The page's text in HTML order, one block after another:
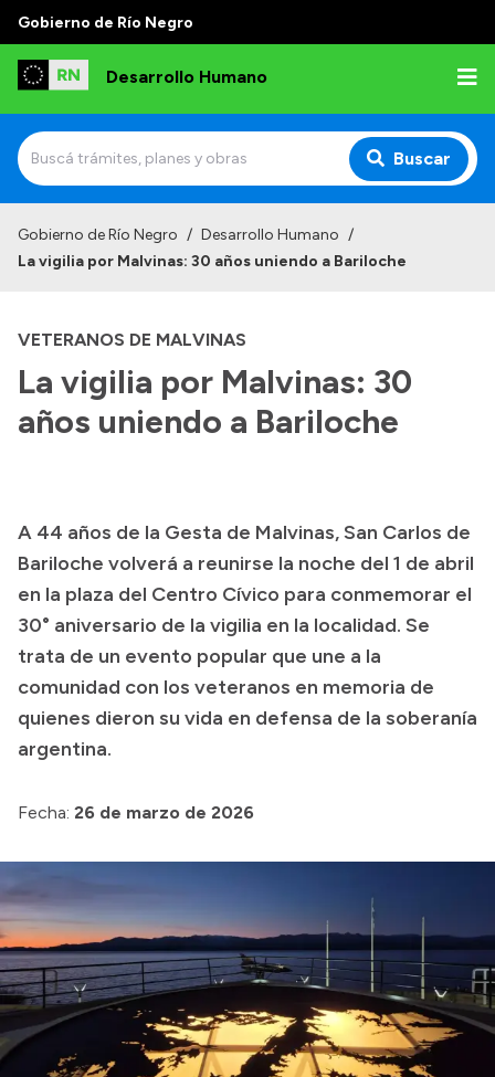
Gobierno de Río Negro
Desarrollo Humano
Buscar
Delegaciones
Normativa
Transparencia
Presupuesto
Boletín Oficial
Compras y licitaciones
Consulta de expedientes
Consulta de pago a proveedores
Convocatorias
Login
Gobierno de Río Negro / Desarrollo Humano /
La vigilia por Malvinas: 30 años uniendo a Bariloche
VETERANOS DE MALVINAS
La vigilia por Malvinas: 30
años uniendo a Bariloche
A 44 años de la Gesta de Malvinas, San Carlos de
Bariloche volverá a reunirse la noche del 1 de abril
en la plaza del Centro Cívico para conmemorar el
30° aniversario de la vigilia en la localidad. Se
trata de un evento popular que une a la
comunidad con los veteranos en memoria de
quienes dieron su vida en defensa de la soberanía
argentina.
Fecha: 26 de marzo de 2026